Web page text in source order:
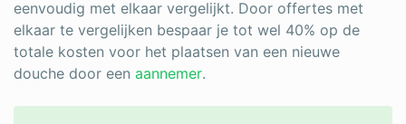
eenvoudig met elkaar vergelijkt. Door offertes met
elkaar te vergelijken bespaar je tot wel 40% op de
totale kosten voor het plaatsen van een nieuwe
douche door een aannemer.